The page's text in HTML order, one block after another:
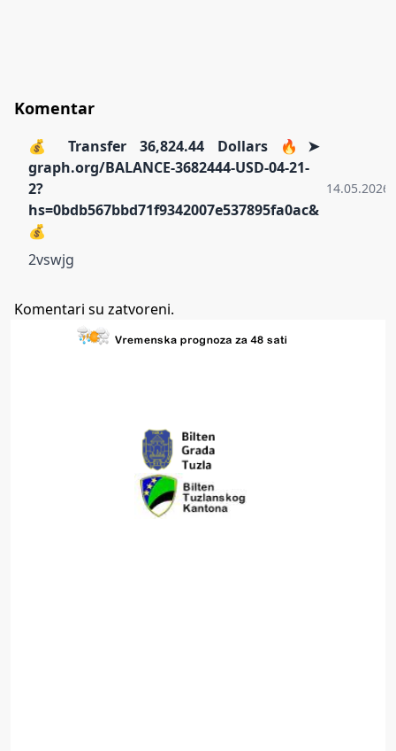
Komentar
💰 Transfer 36,824.44 Dollars 🔥➤
graph.org/BALANCE-3682444-USD-04-21-
2?
hs=0bdb567bbd71f9342007e537895fa0ac&
💰
14.05.2026.
2vswjg
Komentari su zatvoreni.